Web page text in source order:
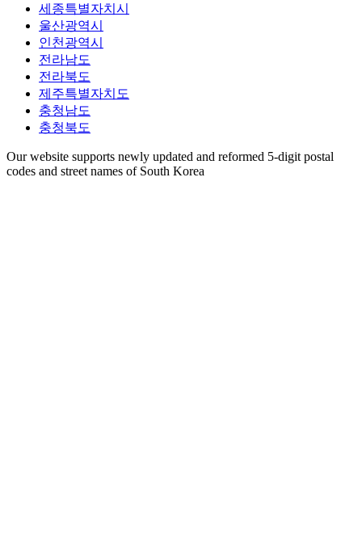
세종특별자치시
울산광역시
인천광역시
전라남도
전라북도
제주특별자치도
충청남도
충청북도
Our website supports newly updated and reformed 5-digit postal
codes and street names of South Korea